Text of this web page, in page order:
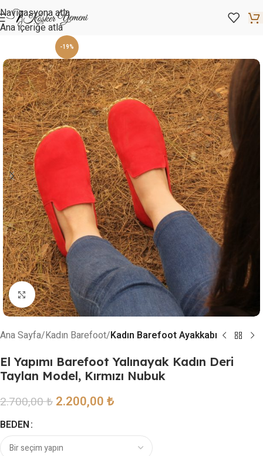
Navigasyona atla
Ana içeriğe atla
-19%
Resmi büyütmek için tıklayın
Ana Sayfa Kadın Barefoot Kadın Barefoot Ayakkabı
El Yapımı Barefoot Yalınayak Kadın Deri
Taylan Model, Kırmızı Nubuk
2.700,00₺ 2.200,00₺
BEDEN